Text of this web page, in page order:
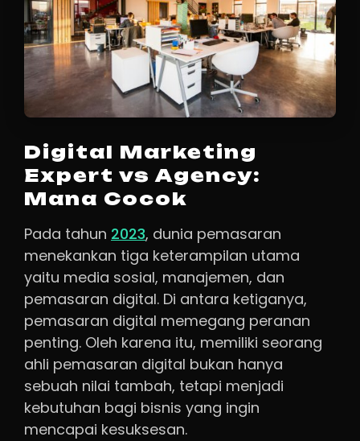
Digital Marketing
Expert vs Agency:
Mana Cocok
Pada tahun 2023, dunia pemasaran
menekankan tiga keterampilan utama
yaitu media sosial, manajemen, dan
pemasaran digital. Di antara ketiganya,
pemasaran digital memegang peranan
penting. Oleh karena itu, memiliki seorang
ahli pemasaran digital bukan hanya
sebuah nilai tambah, tetapi menjadi
kebutuhan bagi bisnis yang ingin
mencapai kesuksesan.